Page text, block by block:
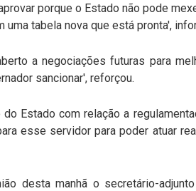
porque o Estado não pode
tabela nova que está pronta',
a negociações futuras para
sancionar', reforçou.
Estado com relação a
esse servidor para poder atuar
desta manhã o secretário-